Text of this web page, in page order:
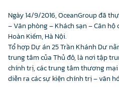
Ngày 14/9/2016, OceanGroup đã
– Văn phòng – Khách sạn – Căn
Hoàn Kiếm, Hà Nội.
Tổ hợp Dự án 25 Trần Khánh Dư
trung tâm của Thủ đô, là nơi tập
chính trị, các trung tâm thương
diễn ra các sự kiện chính trị – văn